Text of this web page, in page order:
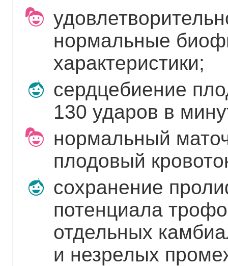
нормальные
характеристики;
сердцебиение
130 ударов в
нормальный
плодовый
сохранение
потенциала
отдельных
и незрелых